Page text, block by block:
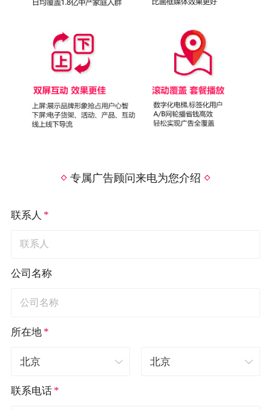
专属广告顾问来电为您介绍
联系人 *
公司名称
所在地 *
联系电话 *